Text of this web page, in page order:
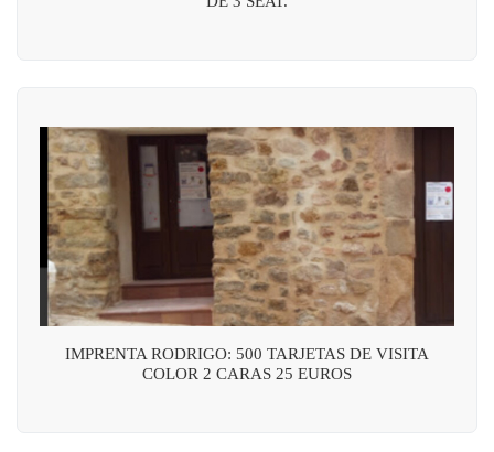
IMPRENTA RODRIGO: 500 TARJETAS DE VISITA
COLOR 2 CARAS 25 EUROS